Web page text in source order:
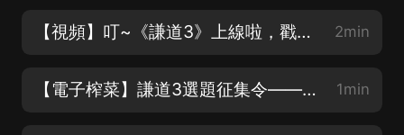
【視頻】叮~《謙道3》上線啦，戳這里馬上收聽！ 2min
【電子榨菜】謙道3選題征集令——到！各位鐵粉您請進 1min